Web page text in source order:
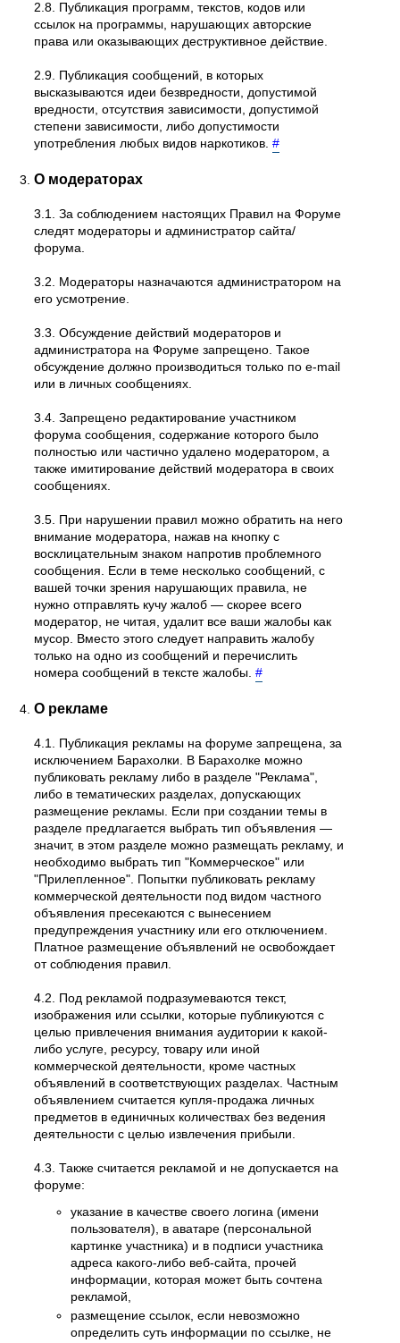
2.8. Публикация программ, текстов, кодов или
ссылок на программы, нарушающих авторские
права или оказывающих деструктивное действие.
2.9. Публикация сообщений, в которых
высказываются идеи безвредности, допустимой
вредности, отсутствия зависимости, допустимой
степени зависимости, либо допустимости
употребления любых видов наркотиков.#
О модераторах
3.1. За соблюдением настоящих Правил на Форуме
следят модераторы и администратор сайта/
форума.
3.2. Модераторы назначаются администратором на
его усмотрение.
3.3. Обсуждение действий модераторов и
администратора на Форуме запрещено. Такое
обсуждение должно производиться только по e-mail
или в личных сообщениях.
3.4. Запрещено редактирование участником
форума сообщения, содержание которого было
полностью или частично удалено модератором, а
также имитирование действий модератора в своих
сообщениях.
3.5. При нарушении правил можно обратить на него
внимание модератора, нажав на кнопку с
восклицательным знаком напротив проблемного
сообщения. Если в теме несколько сообщений, с
вашей точки зрения нарушающих правила, не
нужно отправлять кучу жалоб — скорее всего
модератор, не читая, удалит все ваши жалобы как
мусор. Вместо этого следует направить жалобу
только на одно из сообщений и перечислить
номера сообщений в тексте жалобы.#
О рекламе
4.1. Публикация рекламы на форуме запрещена, за
исключением Барахолки. В Барахолке можно
публиковать рекламу либо в разделе "Реклама",
либо в тематических разделах, допускающих
размещение рекламы. Если при создании темы в
разделе предлагается выбрать тип объявления —
значит, в этом разделе можно размещать рекламу, и
необходимо выбрать тип "Коммерческое" или
"Прилепленное". Попытки публиковать рекламу
коммерческой деятельности под видом частного
объявления пресекаются с вынесением
предупреждения участнику или его отключением.
Платное размещение объявлений не освобождает
от соблюдения правил.
4.2. Под рекламой подразумеваются текст,
изображения или ссылки, которые публикуются с
целью привлечения внимания аудитории к какой-
либо услуге, ресурсу, товару или иной
коммерческой деятельности, кроме частных
объявлений в соответствующих разделах. Частным
объявлением считается купля-продажа личных
предметов в единичных количествах без ведения
деятельности с целью извлечения прибыли.
4.3. Также считается рекламой и не допускается на
форуме:
указание в качестве своего логина (имени
пользователя), в аватаре (персональной
картинке участника) и в подписи участника
адреса какого-либо веб-сайта, прочей
информации, которая может быть сочтена
рекламой,
размещение ссылок, если невозможно
определить суть информации по ссылке, не